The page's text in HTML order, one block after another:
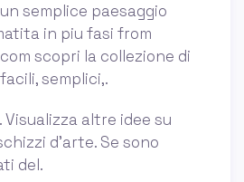
semplice paesaggio
in piu fasi from
scopri la collezione di
semplici,.
Visualizza altre idee su
d'arte. Se sono
del.